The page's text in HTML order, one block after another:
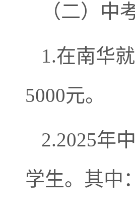
（二）中
1.在南华
5000元。
2.2025年
学生。其中